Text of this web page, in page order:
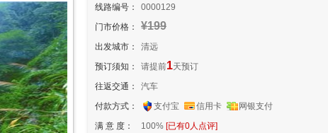
线路编号：
0000129
门市价格：
¥199
出发城市：
清远
预订须知：
请提前1天预订
往返交通：
汽车
付款方式：
支付宝 信用卡
网银支付
满 意 度：
100% [已有0人点评]